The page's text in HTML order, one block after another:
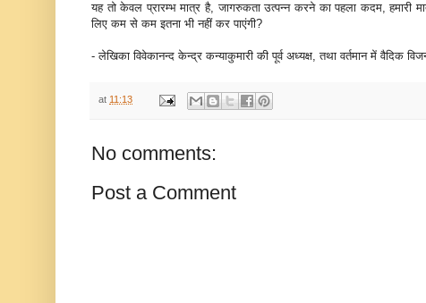
यह तो केवल प्रारम्भ मात्र है, जागरुकता उत्पन्न करने का पहला कदम, हमारी
लिए कम से कम इतना भी नहीं कर पाएंगी?
- लेखिका विवेकानन्द केन्द्र कन्याकुमारी की पूर्व अध्यक्ष, तथा वर्तमान में वैदिक
at 11:13
No comments:
Post a Comment